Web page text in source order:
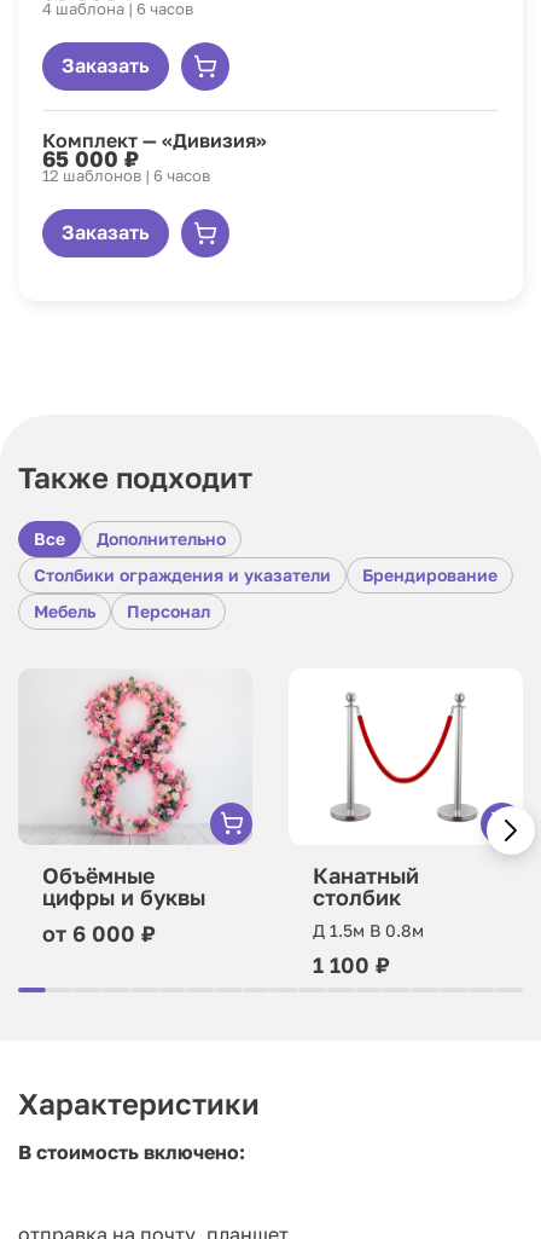
4 шаблона | 6 часов
Заказать
Комплект — «Дивизия»
65 000 ₽
12 шаблонов | 6 часов
Заказать
Также подходит
Все
Дополнительно
Столбики ограждения и указатели
Брендирование
Мебель
Персонал
Объёмные
цифры и буквы
от 6 000 ₽
Канатный
столбик
Д 1.5м В 0.8м
1 100 ₽
Характеристики
В стоимость включено:
отправка на почту, планшет